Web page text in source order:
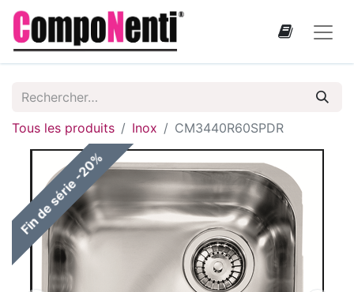
Tous les produits Inox CM3440R60SPDR
Fin de série -20%